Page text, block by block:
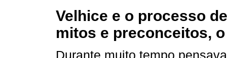
Velhice e o processo
mitos e preconceitos,
Durante muito tempo